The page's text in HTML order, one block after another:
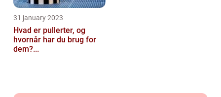
31 january 2023
Hvad er pullerter, og
hvornår har du brug for
dem?...